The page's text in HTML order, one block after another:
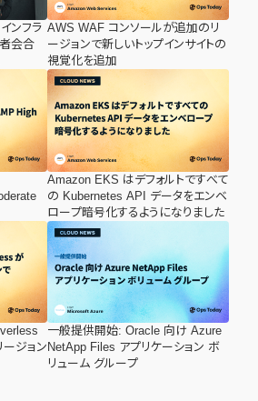
ンフラ
会合
AWS WAF コンソールが追加のリ
ージョンで新しいトップインサイトの
視覚化を追加
Amazon EKS はデフォルトですべて
の Kubernetes API データをエンベ
ロープ暗号化するようになりました
ジョン
一般提供開始: Oracle 向け Azure
NetApp Files アプリケーション ボ
リューム グループ